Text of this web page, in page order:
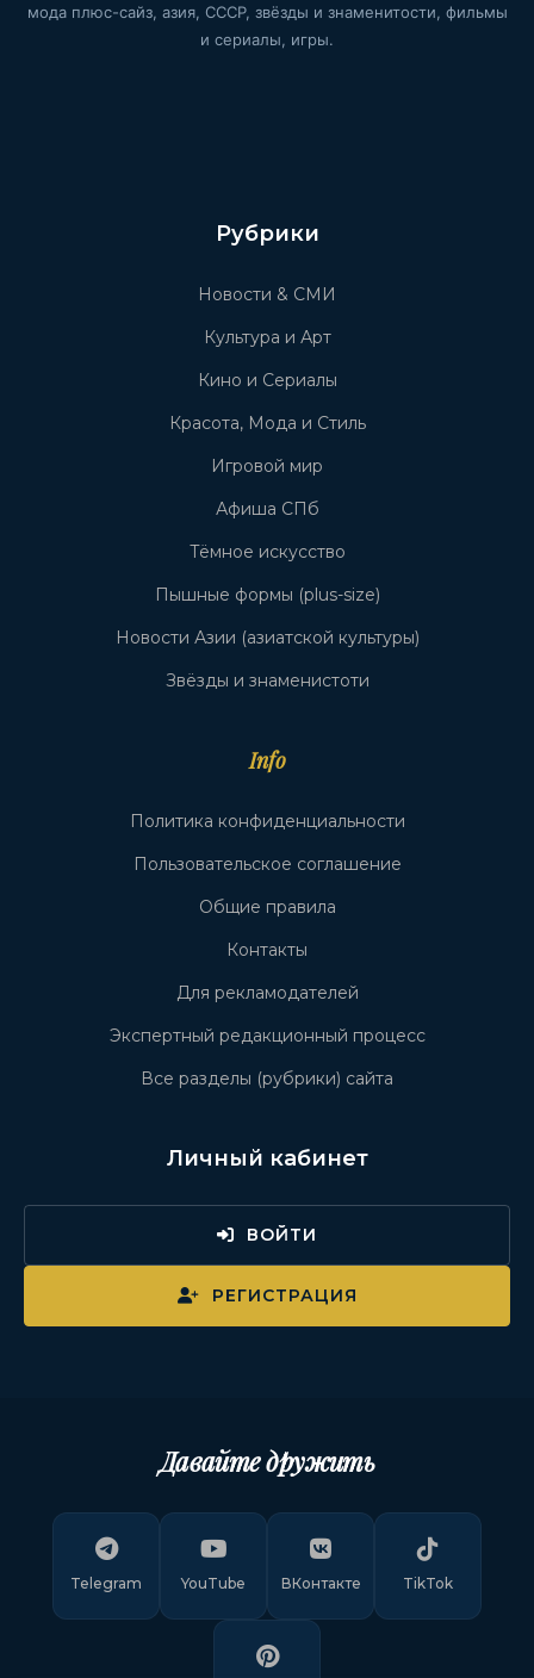
мода плюс-сайз, азия, СССР, звёзды и знаменитости, фильмы
и сериалы, игры.
Рубрики
Новости & СМИ
Культура и Арт
Кино и Сериалы
Красота, Мода и Стиль
Игровой мир
Афиша СПб
Тёмное искусство
Пышные формы (plus-size)
Новости Азии (азиатской культуры)
Звёзды и знаменистоти
Info
Политика конфиденциальности
Пользовательское соглашение
Общие правила
Контакты
Для рекламодателей
Экспертный редакционный процесс
Все разделы (рубрики) сайта
Личный кабинет
ВОЙТИ
РЕГИСТРАЦИЯ
Давайте дружить
Telegram YouTube ВКонтакте TikTok